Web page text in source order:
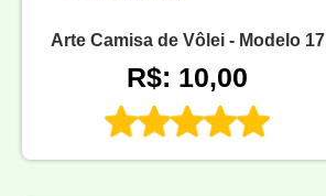
Arte Camisa de Vôlei - Modelo 17
R$: 10,00